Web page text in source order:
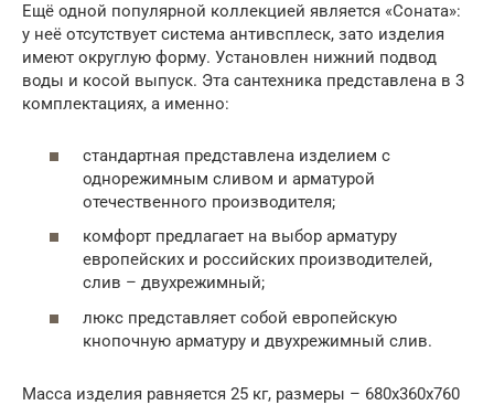
Ещё одной популярной коллекцией является «Соната»:
у неё отсутствует система антивсплеск, зато изделия
имеют округлую форму. Установлен нижний подвод
воды и косой выпуск. Эта сантехника представлена в 3
комплектациях, а именно:
стандартная представлена изделием с
однорежимным сливом и арматурой
отечественного производителя;
комфорт предлагает на выбор арматуру
европейских и российских производителей,
слив – двухрежимный;
люкс представляет собой европейскую
кнопочную арматуру и двухрежимный слив.
Масса изделия равняется 25 кг, размеры – 680х360х760